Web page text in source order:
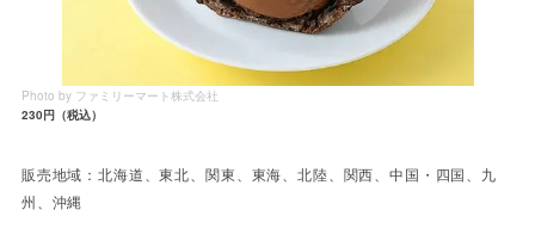
Photo by ファミリーマート株式会社
230円（税込）
販売地域：北海道、東北、関東、東海、北陸、関西、中国・四国、九
州、沖縄